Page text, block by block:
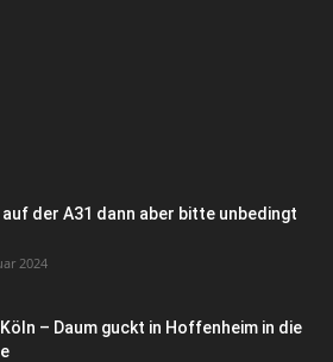
auf der A31 dann aber bitte unbedingt
2024
Köln – Daum guckt in Hoffenheim in die